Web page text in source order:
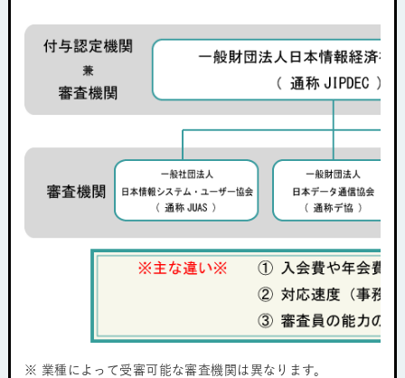
※ 業種によって受審可能な審査機関は異なります。